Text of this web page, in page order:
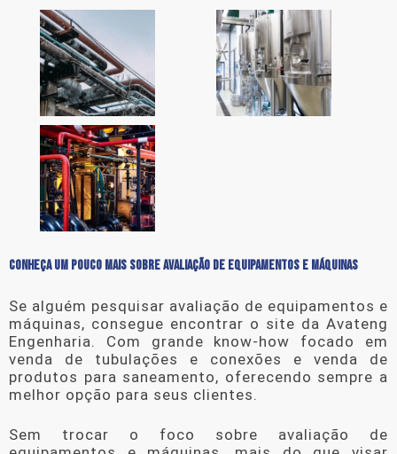
CONHEÇA UM POUCO MAIS SOBRE AVALIAÇÃO DE EQUIPAMENTOS E MÁQUINAS
Se alguém pesquisar avaliação de equipamentos e
máquinas, consegue encontrar o site da Avateng
Engenharia. Com grande know-how focado em
venda de tubulações e conexões e venda de
produtos para saneamento, oferecendo sempre a
melhor opção para seus clientes.
Sem trocar o foco sobre avaliação de